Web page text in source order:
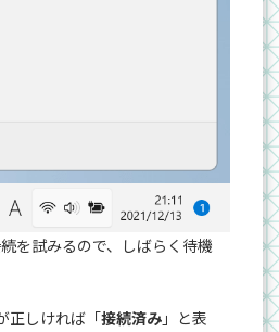
を試みるので、しばらく待機
正しければ「接続済み 」と表